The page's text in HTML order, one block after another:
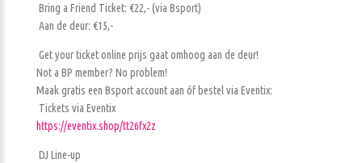
Bring a Friend Ticket: €22,- (via Bsport)
Aan de deur: €15,-
Get your ticket online prijs gaat omhoog aan de deur!
Not a BP member? No problem!
Maak gratis een Bsport account aan óf bestel via Eventix:
Tickets via Eventix
https://eventix.shop/tt26fx2z
DJ Line-up